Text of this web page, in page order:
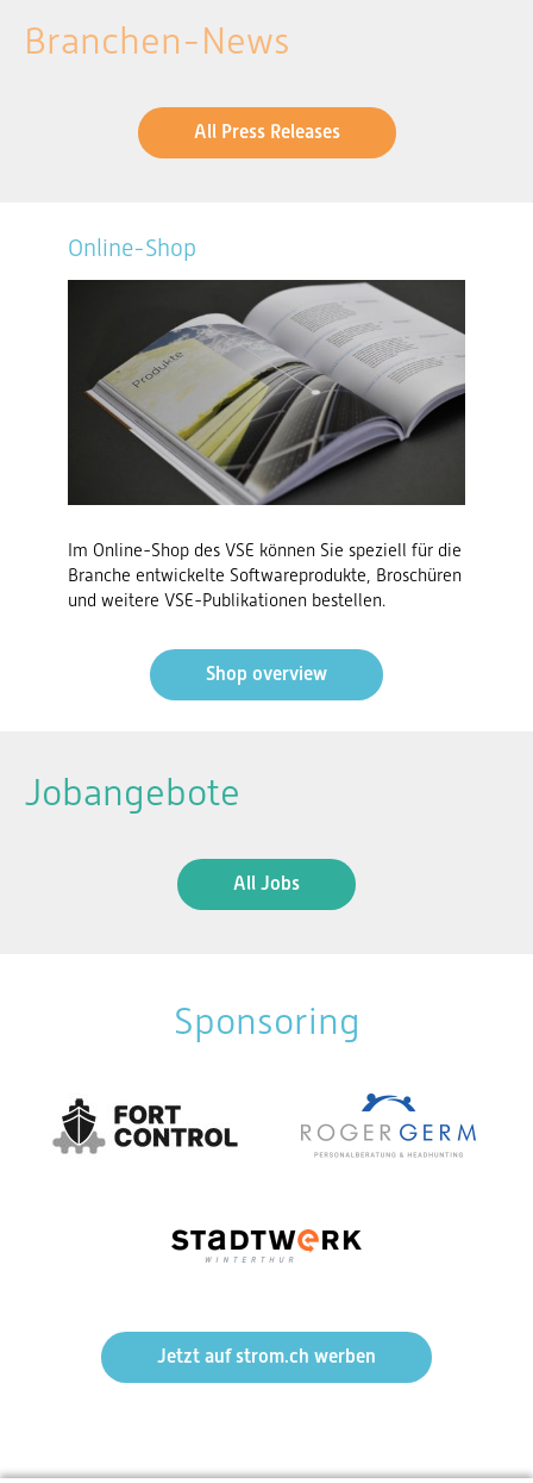
Branchen-News
All Press Releases
Online-Shop
Im Online-Shop des VSE können Sie speziell für die
Branche entwickelte Softwareprodukte, Broschüren
und weitere VSE-Publikationen bestellen.
Shop overview
Jobangebote
All Jobs
Sponsoring
Jetzt auf strom.ch werben